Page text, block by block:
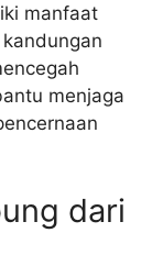
manfaat
menjaga
dari